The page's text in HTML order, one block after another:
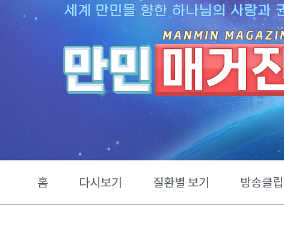
홈 다시보기 질환별 보기 방송클립